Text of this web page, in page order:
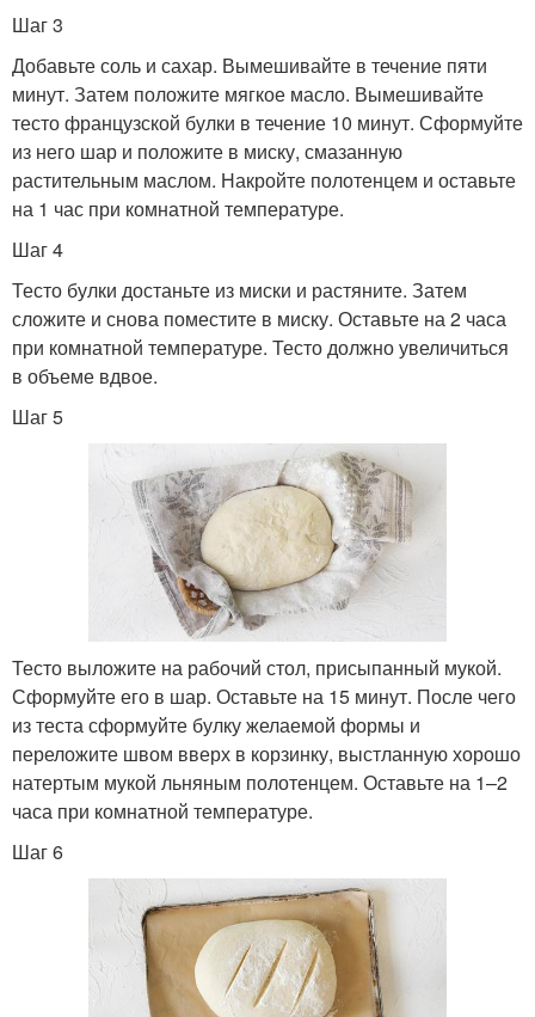
Шаг 3
Добавьте соль и сахар. Вымешивайте в течение пяти
минут. Затем положите мягкое масло. Вымешивайте
тесто французской булки в течение 10 минут. Сформуйте
из него шар и положите в миску, смазанную
растительным маслом. Накройте полотенцем и оставьте
на 1 час при комнатной температуре.
Шаг 4
Тесто булки достаньте из миски и растяните. Затем
сложите и снова поместите в миску. Оставьте на 2 часа
при комнатной температуре. Тесто должно увеличиться
в объеме вдвое.
Шаг 5
Тесто выложите на рабочий стол, присыпанный мукой.
Сформуйте его в шар. Оставьте на 15 минут. После чего
из теста сформуйте булку желаемой формы и
переложите швом вверх в корзинку, выстланную хорошо
натертым мукой льняным полотенцем. Оставьте на 1–2
часа при комнатной температуре.
Шаг 6